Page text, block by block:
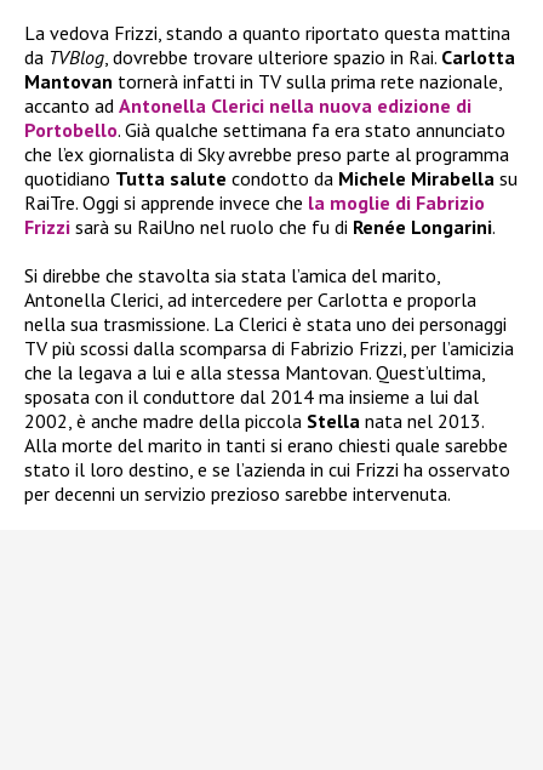
La vedova Frizzi, stando a quanto riportato questa mattina
da TVBlog, dovrebbe trovare ulteriore spazio in Rai. Carlotta
Mantovan tornerà infatti in TV sulla prima rete nazionale,
accanto ad Antonella Clerici nella nuova edizione di
Portobello. Già qualche settimana fa era stato annunciato
che l’ex giornalista di Sky avrebbe preso parte al programma
quotidiano Tutta salute condotto da Michele Mirabella su
RaiTre. Oggi si apprende invece che la moglie di Fabrizio
Frizzi sarà su RaiUno nel ruolo che fu di Renée Longarini.
Si direbbe che stavolta sia stata l’amica del marito,
Antonella Clerici, ad intercedere per Carlotta e proporla
nella sua trasmissione. La Clerici è stata uno dei personaggi
TV più scossi dalla scomparsa di Fabrizio Frizzi, per l’amicizia
che la legava a lui e alla stessa Mantovan. Quest’ultima,
sposata con il conduttore dal 2014 ma insieme a lui dal
2002, è anche madre della piccola Stella nata nel 2013.
Alla morte del marito in tanti si erano chiesti quale sarebbe
stato il loro destino, e se l’azienda in cui Frizzi ha osservato
per decenni un servizio prezioso sarebbe intervenuta.